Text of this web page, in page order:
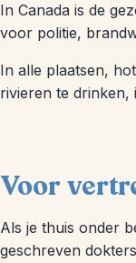
In Canada is de
voor politie,
In alle plaatsen,
rivieren te drinken,
Voor
Als je thuis onder
geschreven